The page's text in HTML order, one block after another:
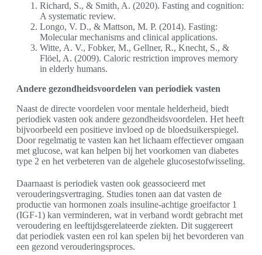
Richard, S., & Smith, A. (2020). Fasting and cognition:
A systematic review.
Longo, V. D., & Mattson, M. P. (2014). Fasting:
Molecular mechanisms and clinical applications.
Witte, A. V., Fobker, M., Gellner, R., Knecht, S., &
Flöel, A. (2009). Caloric restriction improves memory
in elderly humans.
Andere gezondheidsvoordelen van periodiek vasten
Naast de directe voordelen voor mentale helderheid, biedt
periodiek vasten ook andere gezondheidsvoordelen. Het heeft
bijvoorbeeld een positieve invloed op de bloedsuikerspiegel.
Door regelmatig te vasten kan het lichaam effectiever omgaan
met glucose, wat kan helpen bij het voorkomen van diabetes
type 2 en het verbeteren van de algehele glucosestofwisseling.
Daarnaast is periodiek vasten ook geassocieerd met
verouderingsvertraging. Studies tonen aan dat vasten de
productie van hormonen zoals insuline-achtige groeifactor 1
(IGF-1) kan verminderen, wat in verband wordt gebracht met
veroudering en leeftijdsgerelateerde ziekten. Dit suggereert
dat periodiek vasten een rol kan spelen bij het bevorderen van
een gezond verouderingsproces.